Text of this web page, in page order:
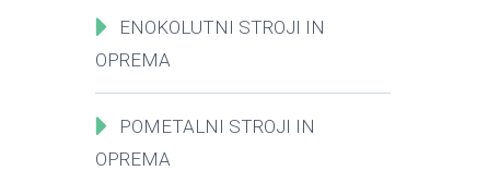
ENOKOLUTNI STROJI IN
OPREMA
POMETALNI STROJI IN
OPREMA